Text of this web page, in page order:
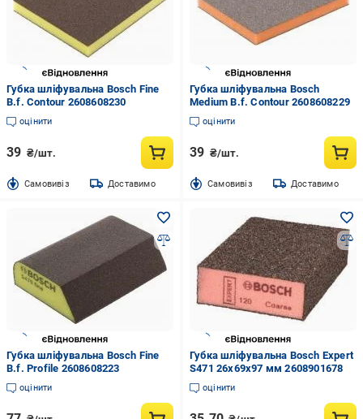
Губка шліфувальна Bosch Fine
B.f. Contour 2608608230
оцінити
39 ₴/шт.
Cамовивіз Доставимо
Губка шліфувальна Bosch
Medium B.f. Contour 2608608229
оцінити
39 ₴/шт.
Cамовивіз Доставимо
Губка шліфувальна Bosch Fine
B.f. Profile 2608608223
оцінити
Губка шліфувальна Bosch Expert
S471 26x69x97 мм 2608901678
оцінити